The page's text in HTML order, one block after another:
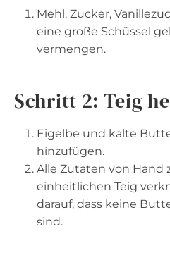
Mehl, Zucker,
eine große Schüssel
vermengen.
Schritt 2: Teig
Eigelbe und kalte
hinzufügen.
Alle Zutaten von Hand
einheitlichen Teig
darauf, dass keine
sind.